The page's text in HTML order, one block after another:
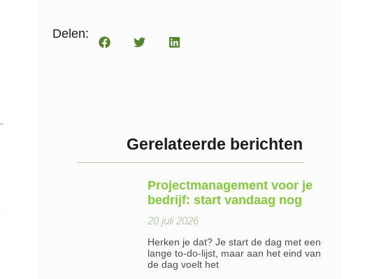
Delen:
Gerelateerde berichten
Projectmanagement voor je
bedrijf: start vandaag nog
20 juli 2026
Herken je dat? Je start de dag met een
lange to-do-lijst, maar aan het eind van
de dag voelt het